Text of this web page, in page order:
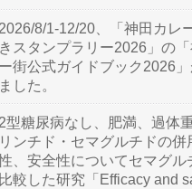
2026/8/1-12/20、「神田カレ
きスタンプラリー2026」の
ー街公式ガイドブック2026
ました。
2型糖尿病なし、肥満、過体
リンチド・セマグルチドの併
、安全性についてセマグル
比較した研究「Efficacy and